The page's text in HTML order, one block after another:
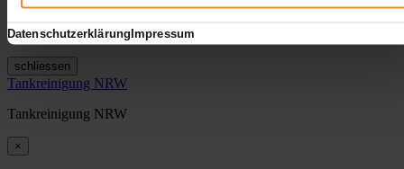
DatenschutzerklärungImpressum
Tankreinigung in Bremerhaven
schliessen
Tankreinigung NRW
Tankreinigung NRW
×